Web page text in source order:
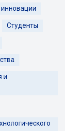
инновации
Студенты
и